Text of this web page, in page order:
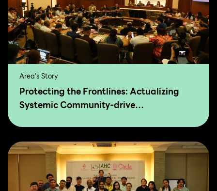
Area's Story
Protecting the Frontlines: Actualizing
Systemic Community-drive